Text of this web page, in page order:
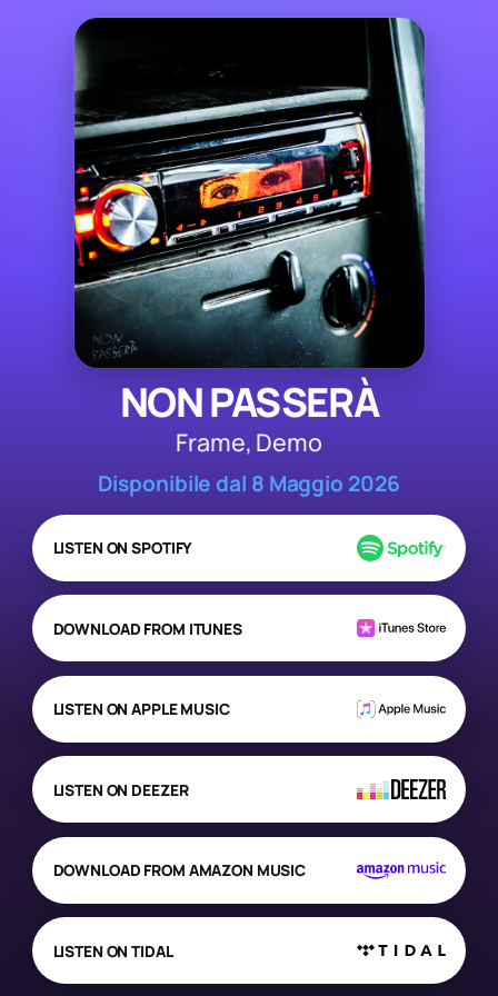
NON PASSERÀ
Frame, Demo
Disponibile dal 8 Maggio 2026
LISTEN ON SPOTIFY
DOWNLOAD FROM ITUNES
LISTEN ON APPLE MUSIC
LISTEN ON DEEZER
DOWNLOAD FROM AMAZON MUSIC
LISTEN ON TIDAL